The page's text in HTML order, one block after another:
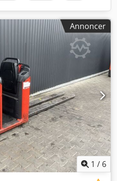
Annoncer
1 / 6